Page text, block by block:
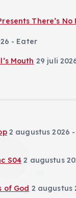
There’s
- Eater
Mouth 29 juli
2 augustus 2026
S04 2 augustus
of God 2 augustus